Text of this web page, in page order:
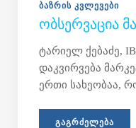
ᲑᲐᲖᲠᲘᲡ ᲙᲕᲚᲔᲕᲔᲑᲘ
ᲝᲑᲡᲔᲠᲕᲐᲪᲘᲐ
ტარიელ ქებაძე,
დაკვირვება
ერთი სახეობაა,
ᲒᲐᲒᲠᲫᲔᲚᲔᲑᲐ